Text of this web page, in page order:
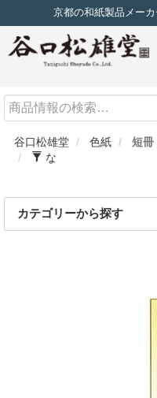
京都の和紙製品メー
谷口松雄堂 色紙
短冊
な
Search